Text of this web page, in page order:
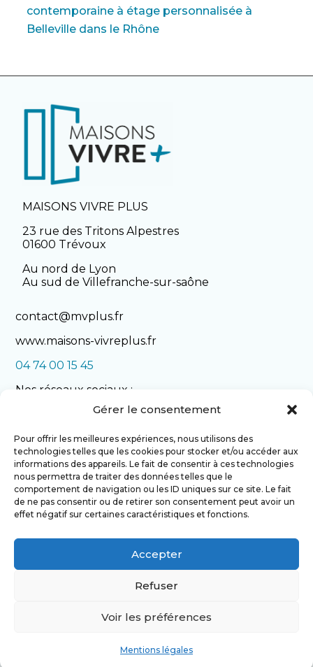
Gérer le consentement
Pour offrir les meilleures expériences, nous utilisons des
technologies telles que les cookies pour stocker et/ou accéder aux
informations des appareils. Le fait de consentir à ces technologies
nous permettra de traiter des données telles que le
comportement de navigation ou les ID uniques sur ce site. Le fait
de ne pas consentir ou de retirer son consentement peut avoir un
effet négatif sur certaines caractéristiques et fonctions.
Accepter
Refuser
Voir les préférences
Mentions légales
contemporaine à étage personnalisée à
Belleville dans le Rhône
MAISONS VIVRE PLUS
23 rue des Tritons Alpestres
01600 Trévoux
Au nord de Lyon
Au sud de Villefranche-sur-saône
contact@mvplus.fr
www.maisons-vivreplus.fr
04 74 00 15 45
Nos réseaux sociaux :
NOS REALISATIONS
géographiques
Nos partenaires